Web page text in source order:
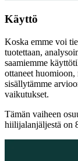
Käyttö
Koska emme voi
tuotettaan,
saamiemme
ottaneet huomioon,
sisällytämme
vaikutukset.
Tämän vaiheen
hiilijalanjäljestä on